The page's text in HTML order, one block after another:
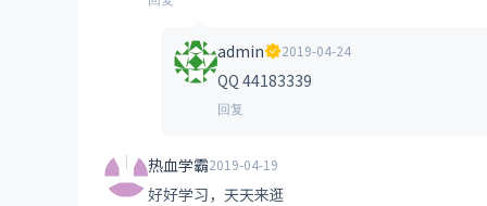
admin 2019-04-24
QQ 44183339
回复
热血学霸2019-04-19
好好学习，天天来逛